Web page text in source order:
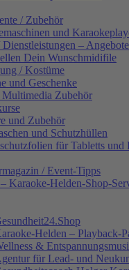
/ Zubehör
und
Dienstleistungen – Angebote
Dein Wunschmidifile
/ Kostüme
und Geschenke
Multimedia Zubehör
und Zubehör
und Schutzhüllen
für Tabletts und
/ Event-Tipps
Karaoke-Helden-Shop-
Helden – Playback-
&
für Lead- und